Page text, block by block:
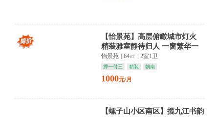
【怡景苑】高层俯瞰城市灯火
精装雅室静待归人 一窗繁华一
室安
怡景苑 64㎡ 2室1卫
押一付三 精装 朝南
1000元/月
【螺子山小区南区】揽九江书韵